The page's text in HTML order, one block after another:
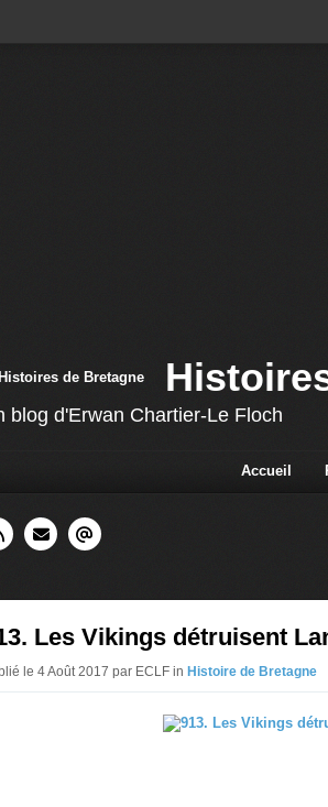
blog d'Erwan Chartier-Le Floch
Accueil
Les Vikings détruisent
le 4 Août 2017 par ECLF in Histoire de Bretagne